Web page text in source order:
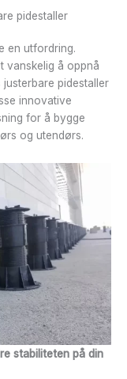
pidestaller
en utfordring.
vanskelig å oppnå
pidestaller
innovative
for å bygge
og utendørs.
stabiliteten på din